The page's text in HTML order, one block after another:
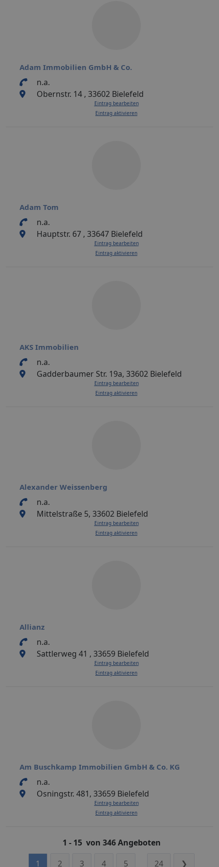
Adam Immobilien GmbH & Co.
n.a.
Obernstr. 14 , 33602 Bielefeld
Eintrag bearbeiten
Eintrag aktivieren
Adam Tom
n.a.
Hauptstr. 67 , 33647 Bielefeld
Eintrag bearbeiten
Eintrag aktivieren
AKS Immobilien
n.a.
Gadderbaumer Str. 19a, 33602 Bielefeld
Eintrag bearbeiten
Eintrag aktivieren
Alexander Weissenberg
n.a.
Mittelstraße 5, 33602 Bielefeld
Eintrag bearbeiten
Eintrag aktivieren
Allianz
n.a.
Sattlerweg 41 , 33659 Bielefeld
Eintrag bearbeiten
Eintrag aktivieren
Am Buschkamp Immobilien GmbH & Co. KG
n.a.
Osningstr. 481, 33659 Bielefeld
Eintrag bearbeiten
Eintrag aktivieren
1 - 15 von 346 Angeboten
1
2 3 4 5 24 ❯